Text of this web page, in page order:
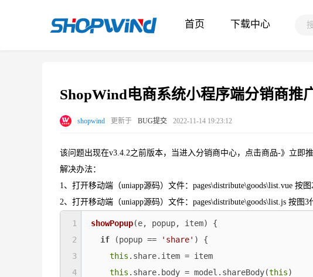
首页 下载中心
ShopWind电商系统小程序端分销商推
shopwind 更新于 BUG提交 2022-11-14 19:23:12
该问题出现在v3.4.2之前版本，当进入分销商中心，点击商品-》立即
解决办法：
1、打开移动端（uniapp源码）文件：pages\distribute\goods\list.vue 按
2、打开移动端（uniapp源码）文件：pages\distribute\goods\list.js 按图3
showPopup(e, popup, item)
{
if (popup == 'share' ) {
this .share.item = item
this .share.body = model.shareBody(this)
1
2
3
4